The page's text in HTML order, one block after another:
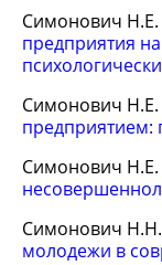
Симонович Н.Е.
предприятия
Симонович Н.Е.
предприятием:
Симонович Н.Е.
Симонович Н.Н.
молодежи в